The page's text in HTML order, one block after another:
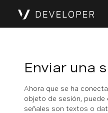
Enviar una
Ahora que se ha
objeto de sesión, puede
señales son textos o